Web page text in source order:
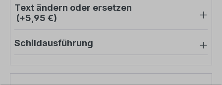
Text ändern oder ersetzen
(+5,95 €)
Schildausführung